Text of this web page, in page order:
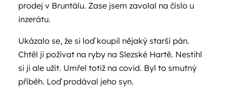
prodej v Bruntálu. Zase jsem zavolal na číslo u
inzerátu.
Ukázalo se, že si loď koupil nějaký starší pán.
Chtěl ji požívat na ryby na Slezské Hartě. Nestihl
si ji ale užít. Umřel totiž na covid. Byl to smutný
příběh. Loď prodával jeho syn.